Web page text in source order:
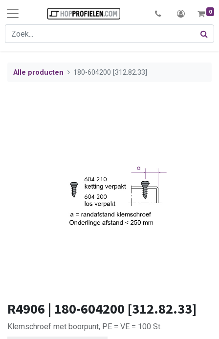
0
Alle producten 180-604200 [312.82.33]
R4906 | 180-604200 [312.82.33]
Klemschroef met boorpunt, PE = VE = 100 St.